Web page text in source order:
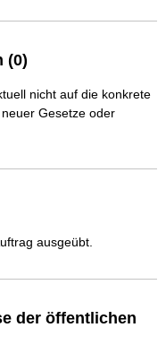
(0)
nicht auf die konkrete
Gesetze oder
ausgeübt.
der öffentlichen